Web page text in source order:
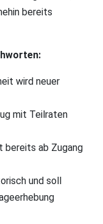
bereits
wird neuer
mit Teilraten
bereits ab Zugang
und soll